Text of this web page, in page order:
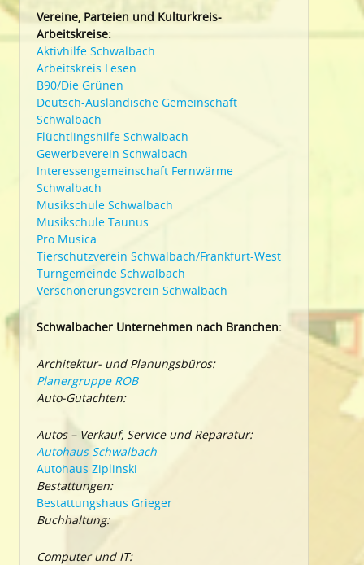
Vereine, Parteien und Kulturkreis-
Arbeitskreise:
Aktivhilfe Schwalbach
Arbeitskreis Lesen
B90/Die Grünen
Deutsch-Ausländische Gemeinschaft
Schwalbach
Flüchtlingshilfe Schwalbach
Gewerbeverein Schwalbach
Interessengemeinschaft Fernwärme
Schwalbach
Musikschule Schwalbach
Musikschule Taunus
Pro Musica
Tierschutzverein Schwalbach/Frankfurt-West
Turngemeinde Schwalbach
Verschönerungsverein Schwalbach
Schwalbacher Unternehmen nach Branchen:
Architektur- und Planungsbüros:
Planergruppe ROB
Auto-Gutachten:
Autos – Verkauf, Service und Reparatur:
Autohaus Schwalbach
Autohaus Ziplinski
Bestattungen:
Bestattungshaus Grieger
Buchhaltung:
Computer und IT: